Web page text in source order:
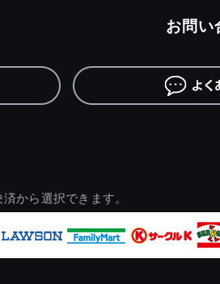
から選択できます。
お問い